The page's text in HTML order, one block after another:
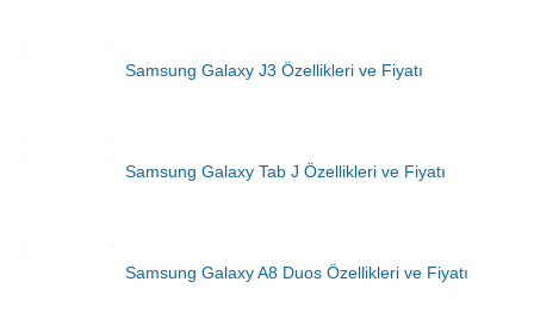
Samsung Galaxy J3 Özellikleri ve Fiyatı
Samsung Galaxy Tab J Özellikleri ve Fiyatı
Samsung Galaxy A8 Duos Özellikleri ve Fiyatı